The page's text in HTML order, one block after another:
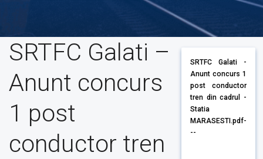
SRTFC Galati –
Anunt concurs
1 post
conductor tren
SRTFC Galati -
Anunt concurs 1
post conductor
tren din cadrul -
Statia
MARASESTI.pdf-
--